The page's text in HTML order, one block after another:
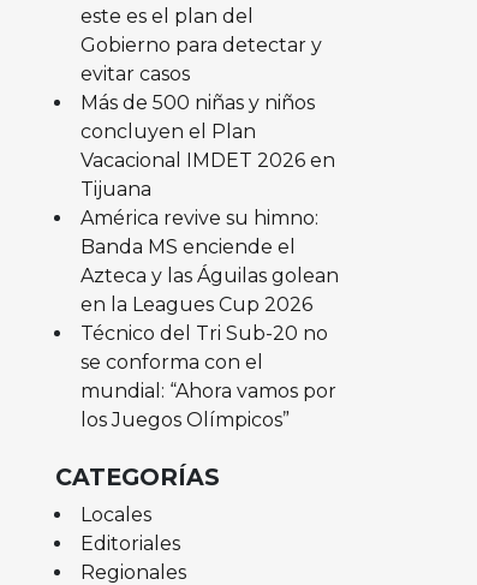
este es el plan del
Gobierno para detectar y
evitar casos
Más de 500 niñas y niños
concluyen el Plan
Vacacional IMDET 2026 en
Tijuana
América revive su himno:
Banda MS enciende el
Azteca y las Águilas golean
en la Leagues Cup 2026
Técnico del Tri Sub-20 no
se conforma con el
mundial: “Ahora vamos por
los Juegos Olímpicos”
CATEGORÍAS
Locales
Editoriales
Regionales